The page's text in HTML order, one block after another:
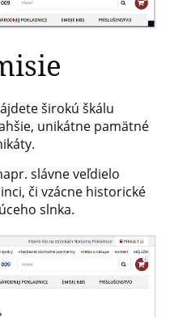
širokú škálu
unikátne pamätné
slávne veľdielo
či vzácne historické
slnka.